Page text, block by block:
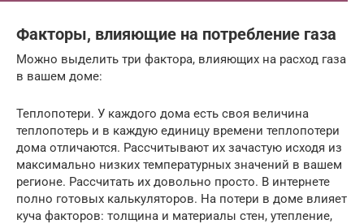
Факторы, влияющие на потребление газа
Можно выделить три фактора, влияющих на расход газа
в вашем доме:
Теплопотери. У каждого дома есть своя величина
теплопотерь и в каждую единицу времени теплопотери
дома отличаются. Рассчитывают их зачастую исходя из
максимально низких температурных значений в вашем
регионе. Рассчитать их довольно просто. В интернете
полно готовых калькуляторов. На потери в доме влияет
куча факторов: толщина и материалы стен, утепление,